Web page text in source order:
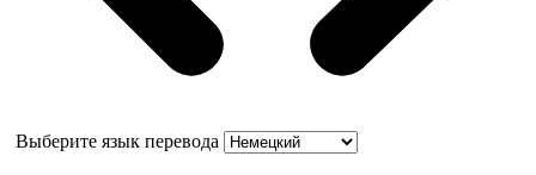
Выберите язык перевода